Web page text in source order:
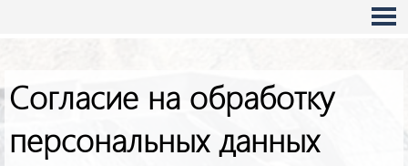
Согласие на обработку
персональных данных